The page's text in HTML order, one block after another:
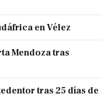
en Vélez
Mendoza tras
tras 25 días de